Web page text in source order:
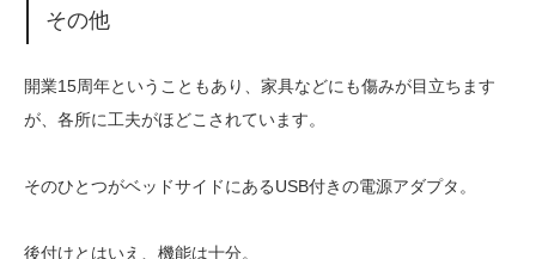
その他
開業15周年ということもあり、家具などにも傷みが目立ちます
が、各所に工夫がほどこされています。
そのひとつがベッドサイドにあるUSB付きの電源アダプタ。
後付けとはいえ、機能は十分。